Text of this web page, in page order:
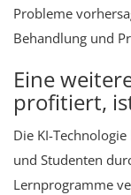
Probleme
Behandlung und
Eine
profitiert,
Die KI-
und Studenten
Lernprogramme